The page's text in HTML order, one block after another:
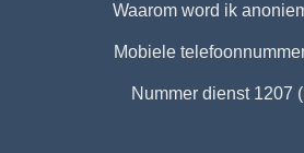
Waarom word ik
Mobiele
Nummer dienst 1207